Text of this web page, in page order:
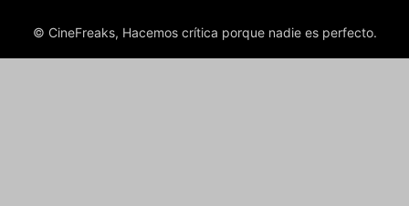
© CineFreaks, Hacemos crítica porque nadie es perfecto.